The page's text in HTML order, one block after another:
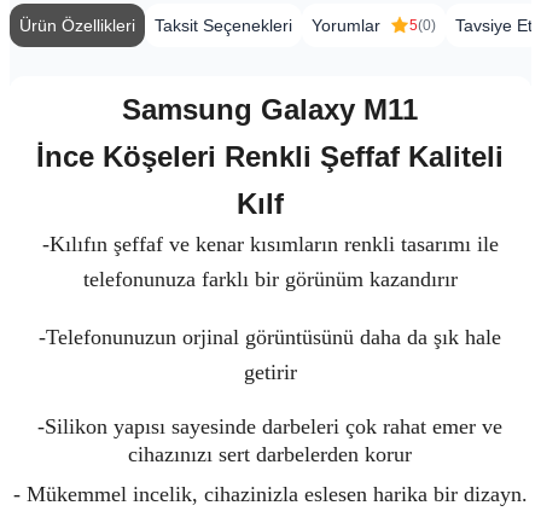
Ürün Özellikleri Taksit Seçenekleri Yorumlar 5(0) Tavsiye Et
Samsung Galaxy M11
İnce Köşeleri Renkli Şeffaf Kaliteli
Kılf
-Kılıfın şeffaf ve kenar kısımların renkli tasarımı ile
telefonunuza farklı bir görünüm kazandırır
-Telefonunuzun orjinal görüntüsünü daha da şık hale
getirir
-Silikon yapısı sayesinde darbeleri çok rahat emer ve
cihazınızı sert darbelerden korur
- Mükemmel incelik, cihazinizla eslesen harika bir dizayn.